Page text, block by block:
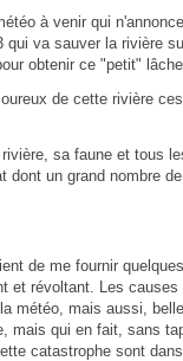
à venir qui
qui va sauver la rivière
obtenir ce "petit"
de cette rivière
sa faune et tous
dont un grand nombre
de me fournir
et révoltant. Les
météo, mais aussi,
mais qui en fait, sans
catastrophe sont